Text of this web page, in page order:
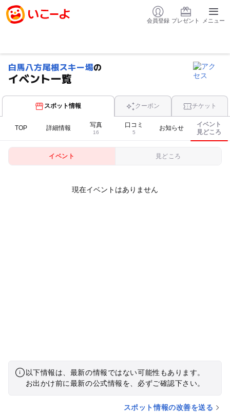
会員登録 プレゼント メニュー
白馬八方尾根スキー場の
イベント一覧
スポット情報 クーポン チケット
TOP 詳細情報 写真
16
口コミ
5
お知らせ
イベント
見どころ
イベント 見どころ
現在イベントはありません
以下情報は、最新の情報ではない可能性もあります。
お出かけ前に最新の公式情報を、必ずご確認下さい。
スポット情報の改善を送る